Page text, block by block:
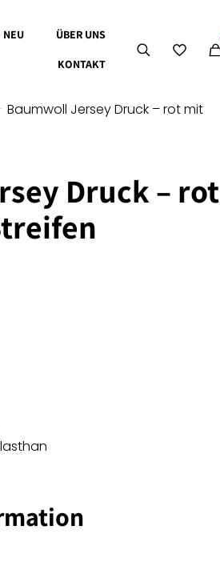
NEU ÜBER UNS
KONTAKT
Baumwoll Jersey Druck – rot mit
Druck – rot